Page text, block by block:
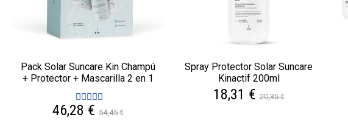
Pack Solar Suncare Kin Champú
+ Protector + Mascarilla 2 en 1
46,28 €54,45 €
Spray Protector Solar Suncare
Kinactif 200ml
18,31 €20,35 €